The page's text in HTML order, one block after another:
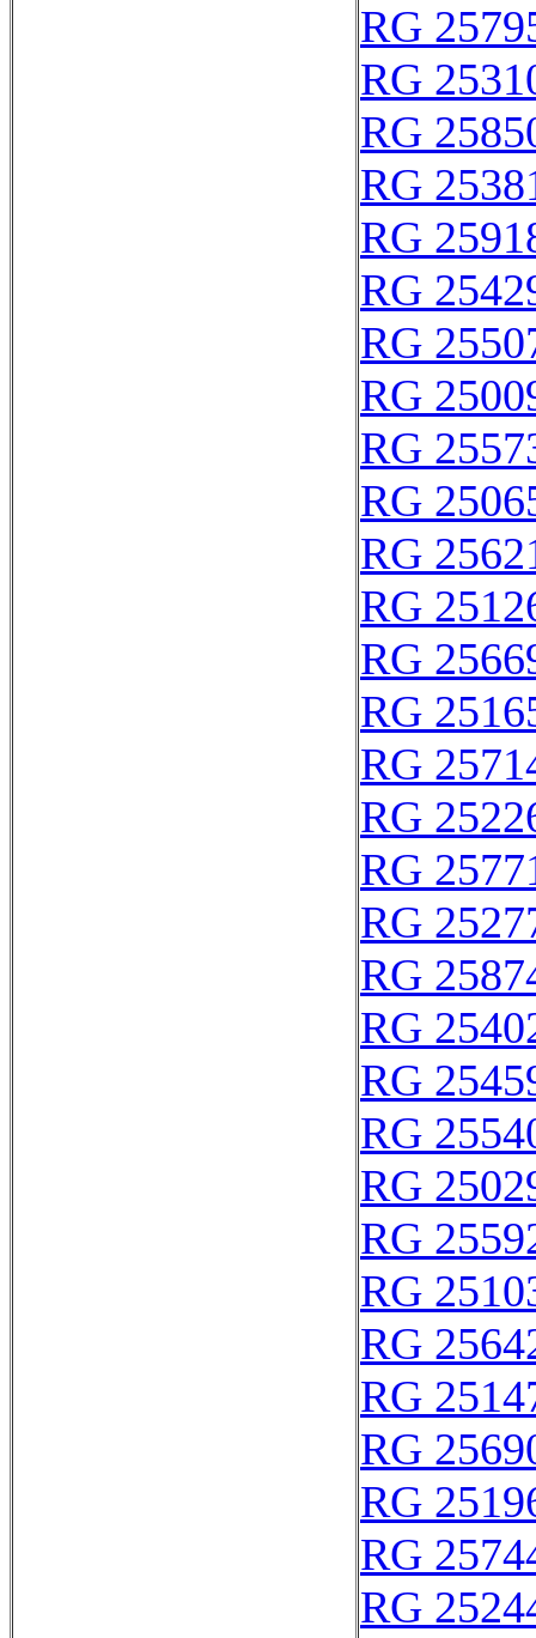
RG
RG
RG
RG
RG
RG
RG
RG
RG
RG
RG
RG
RG
RG
RG
RG
RG
RG
RG
RG
RG
RG
RG
RG
RG
RG
RG
RG
RG
RG
RG